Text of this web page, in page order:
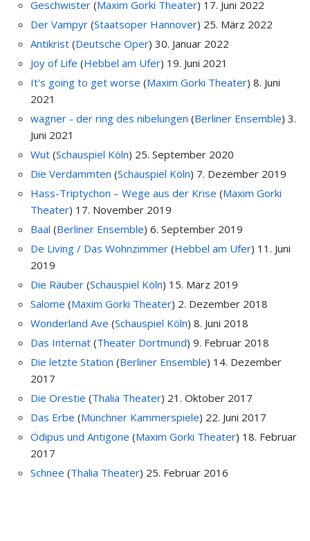
Geschwister (Maxim Gorki Theater) 17. Juni 2022
Der Vampyr (Staatsoper Hannover) 25. März 2022
Antikrist (Deutsche Oper) 30. Januar 2022
Joy of Life (Hebbel am Ufer) 19. Juni 2021
It's going to get worse (Maxim Gorki Theater) 8. Juni
2021
wagner - der ring des nibelungen (Berliner Ensemble) 3.
Juni 2021
Wut (Schauspiel Köln) 25. September 2020
Die Verdammten (Schauspiel Köln) 7. Dezember 2019
Hass-Triptychon – Wege aus der Krise (Maxim Gorki
Theater) 17. November 2019
Baal (Berliner Ensemble) 6. September 2019
De Living / Das Wohnzimmer (Hebbel am Ufer) 11. Juni
2019
Die Räuber (Schauspiel Köln) 15. März 2019
Salome (Maxim Gorki Theater) 2. Dezember 2018
Wonderland Ave (Schauspiel Köln) 8. Juni 2018
Das Internat (Theater Dortmund) 9. Februar 2018
Die letzte Station (Berliner Ensemble) 14. Dezember
2017
Die Orestie (Thalia Theater) 21. Oktober 2017
Das Erbe (Münchner Kammerspiele) 22. Juni 2017
Ödipus und Antigone (Maxim Gorki Theater) 18. Februar
2017
Schnee (Thalia Theater) 25. Februar 2016